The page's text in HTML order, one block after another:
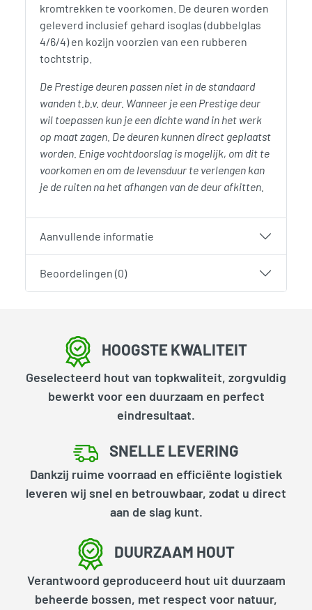
kromtrekken te voorkomen. De deuren worden
geleverd inclusief gehard isoglas (dubbelglas
4/6/4) en kozijn voorzien van een rubberen
tochtstrip.
De Prestige deuren passen niet in de standaard
wanden t.b.v. deur. Wanneer je een Prestige deur
wil toepassen kun je een dichte wand in het werk
op maat zagen. De deuren kunnen direct geplaatst
worden. Enige vochtdoorslag is mogelijk, om dit te
voorkomen en om de levensduur te verlengen kan
je de ruiten na het afhangen van de deur afkitten.
Aanvullende informatie
Beoordelingen (0)
HOOGSTE KWALITEIT
Geselecteerd hout van topkwaliteit, zorgvuldig
bewerkt voor een duurzaam en perfect
eindresultaat.
SNELLE LEVERING
Dankzij ruime voorraad en efficiënte logistiek
leveren wij snel en betrouwbaar, zodat u direct
aan de slag kunt.
DUURZAAM HOUT
Verantwoord geproduceerd hout uit duurzaam
beheerde bossen, met respect voor natuur,